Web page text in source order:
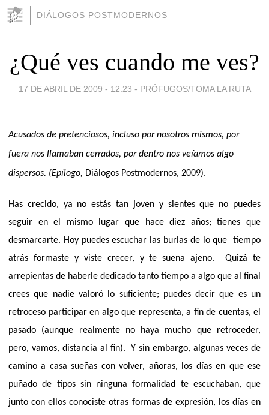
DIÁLOGOS POSTMODERNOS
¿Qué ves cuando me ves?
17 DE ABRIL DE 2009 - 12:23 - PRÓFUGOS/TOMA LA RUTA
Acusados de pretenciosos, incluso por nosotros mismos, por
fuera nos llamaban cerrados, por dentro nos veíamos algo
dispersos. (Epílogo, Diálogos Postmodernos, 2009).
Has crecido, ya no estás tan joven y sientes que no puedes
seguir en el mismo lugar que hace diez años; tienes que
desmarcarte. Hoy puedes escuchar las burlas de lo que
tiempo
atrás formaste y viste crecer, y te suena ajeno.
Quizá te
arrepientas de haberle dedicado tanto tiempo a algo que al final
crees que nadie valoró lo suficiente; puedes decir que es un
retroceso participar en algo que representa, a fin de cuentas, el
pasado (aunque realmente no haya mucho que retroceder,
pero, vamos, distancia al fin).
Y sin embargo, algunas veces de
camino a casa sueñas con volver, añoras, los días en que ese
puñado de tipos sin ninguna formalidad te escuchaban, que
junto con ellos conociste otras formas de expresión,
los días en